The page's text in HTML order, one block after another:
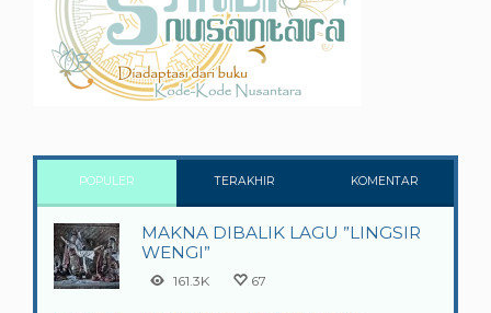
POPULER TERAKHIR KOMENTAR
MAKNA DIBALIK LAGU ”LINGSIR
WENGI”
161.3K 67